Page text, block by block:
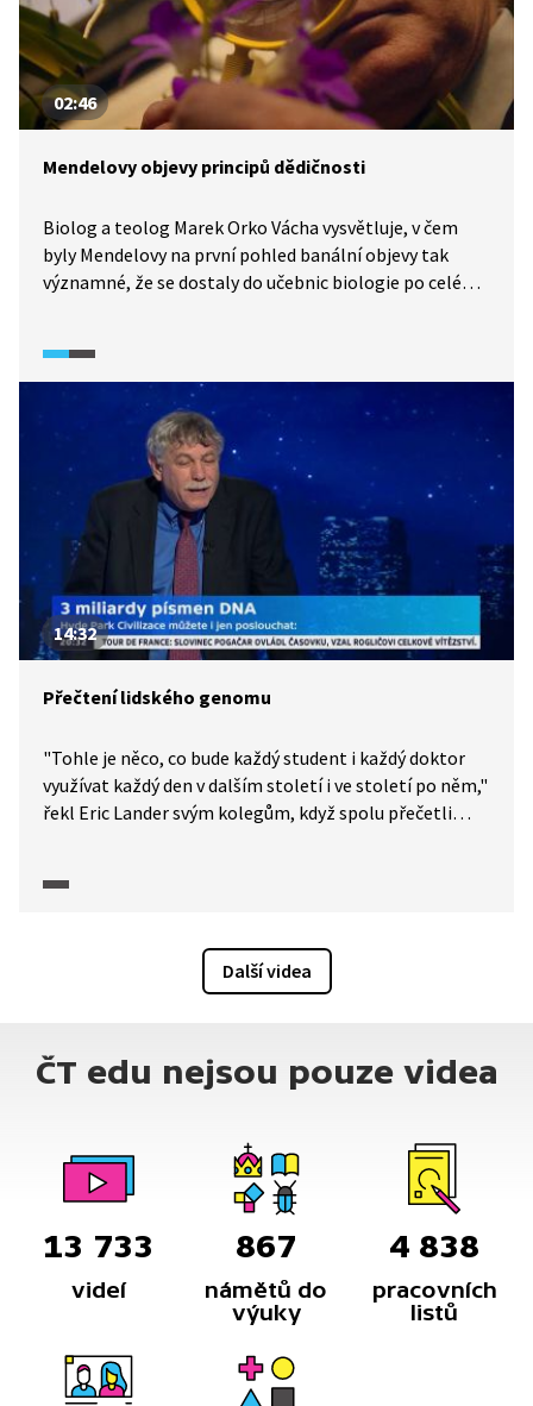
02:46
Mendelovy objevy principů dědičnosti
Biolog a teolog Marek Orko Vácha vysvětluje, v čem
byly Mendelovy na první pohled banální objevy tak
významné, že se dostaly do učebnic biologie po celém
Mendel ve své práci. Objasníme si i úplnou a neúplnou
14:32
Přečtení lidského genomu
"Tohle je něco, co bude každý student i každý doktor
využívat každý den v dalším století i ve století po něm,"
řekl Eric Lander svým kolegům, když spolu přečetli
je jako kniha příběhů, která byla psána miliardy let
Další videa
ČT edu nejsou pouze videa
13 733
videí
867
námětů do
výuky
4 838
pracovních
listů